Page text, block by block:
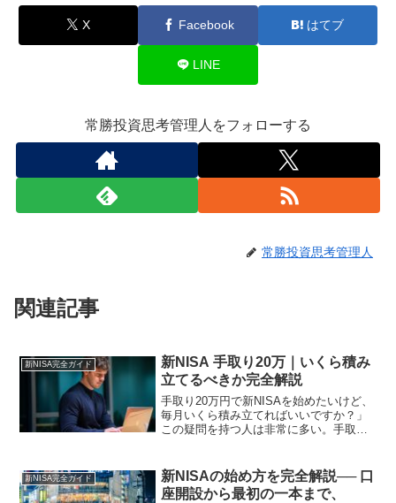
X Facebook はてブ
LINE
常勝投資思考管理人をフォローする
常勝投資思考管理人
関連記事
新NISA完全ガイド
新NISA 手取り20万｜いくら積み
立てるべきか完全解説
手取り20万円で新NISAを始めたいけど、
毎月いくら積み立てればいいですか？」
この疑問を持つ人は非常に多い。手取り
り20万円で新NISAを始めることは、十分
に可能です...
新NISA完全ガイド
新NISAの始め方を完全解説── 口
座開設から最初の一本まで、